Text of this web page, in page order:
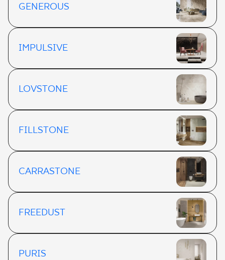
GENEROUS
IMPULSIVE
LOVSTONE
FILLSTONE
CARRASTONE
FREEDUST
PURIS